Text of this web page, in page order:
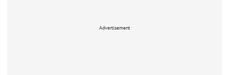
Advertisement